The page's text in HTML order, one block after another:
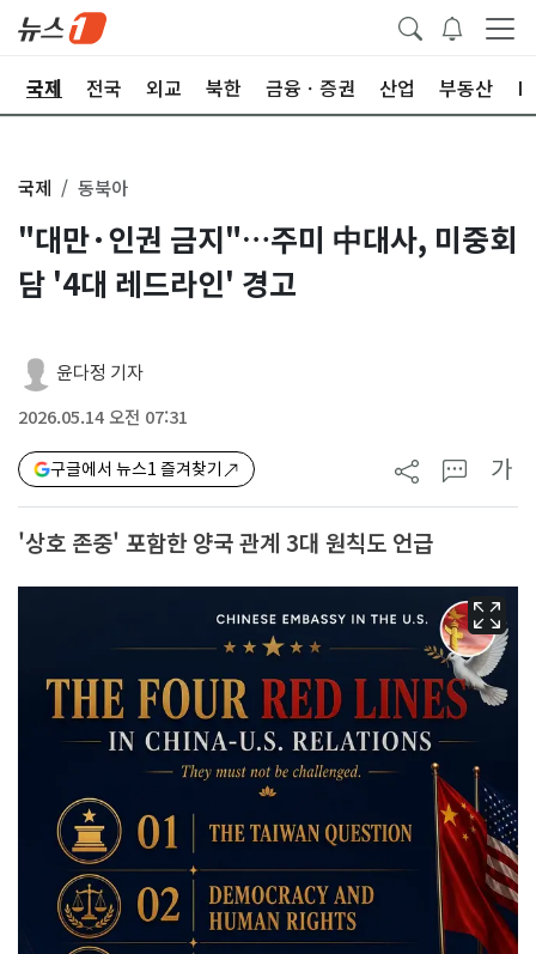
국제 전국 외교 북한 금융ㆍ증권 산업 부동산
국제 동북아
"대만·인권 금지"…주미 中대사, 미중회
담 '4대 레드라인' 경고
윤다정 기자
2026.05.14 오전 07:31
구글에서 뉴스1 즐겨찾기 가
'상호 존중' 포함한 양국 관계 3대 원칙도 언급